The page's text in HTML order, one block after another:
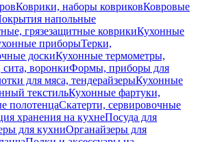
Коврики, наборы ковриковКовровые
напольные
грязезащитные коврикиКухонные
приборыТерки,
доскиКухонные термометры,
воронкиФормы, приборы для
для мяса, тендерайзерыКухонные
текстильКухонные фартуки,
полотенцаСкатерти, сервировочные
хранения на кухнеПосуда для
для кухниОрганайзеры для